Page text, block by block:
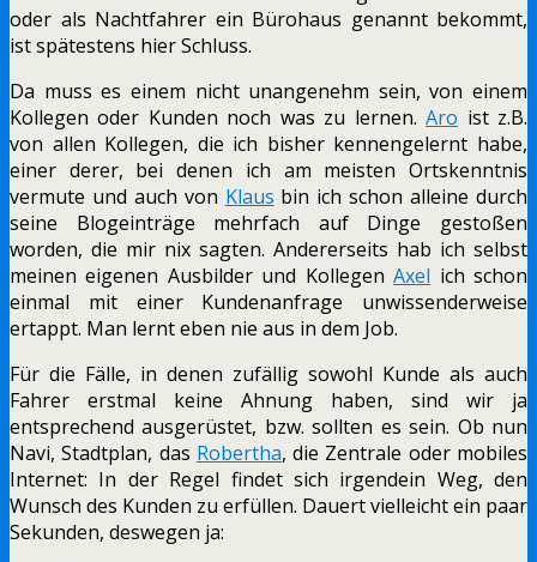
oder als Nachtfahrer ein Bürohaus genannt bekommt,
ist spätestens hier Schluss.
Da muss es einem nicht unangenehm sein, von einem
Kollegen oder Kunden noch was zu lernen.Aro ist z.B.
von allen Kollegen, die ich bisher kennengelernt habe,
einer derer, bei denen ich am meisten Ortskenntnis
vermute und auch von Klaus bin ich schon alleine durch
seine Blogeinträge mehrfach auf Dinge gestoßen
worden, die mir nix sagten. Andererseits hab ich selbst
meinen eigenen Ausbilder und KollegenAxel ich schon
einmal mit einer Kundenanfrage unwissenderweise
ertappt. Man lernt eben nie aus in dem Job.
Für die Fälle, in denen zufällig sowohl Kunde als auch
Fahrer erstmal keine Ahnung haben, sind wir ja
entsprechend ausgerüstet, bzw. sollten es sein. Ob nun
Navi, Stadtplan, das Robertha, die Zentrale oder mobiles
Internet: In der Regel findet sich irgendein Weg, den
Wunsch des Kunden zu erfüllen. Dauert vielleicht ein paar
Sekunden, deswegen ja: